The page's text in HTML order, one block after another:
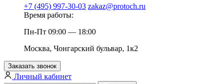
+7 (495) 997-30-03 zakaz@protoch.ru
Время работы:
Пн-Пт 09:00 — 18:00
Москва, Чонгарский бульвар, 1к2
Заказать звонок
Личный кабинет